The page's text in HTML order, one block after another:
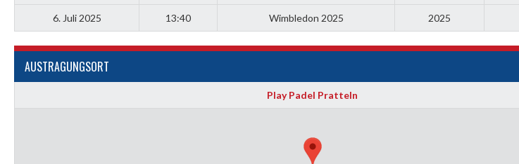
6. Juli 2025 13:40 Wimbledon 2025 2025
AUSTRAGUNGSORT
Play Padel Pratteln